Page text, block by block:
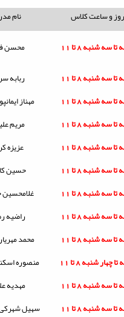
روز و ساعت کلاس نام
تاسه شنبه8 تا 11 محسن
تاسه شنبه8 تا 11 ربابه
تاسه شنبه8 تا 11 مهناز
تاسه شنبه8 تا 11 مریم
تاسه شنبه8 تا 11 عزیزه
تاسه شنبه8 تا 11 حسین
تاسه شنبه8 تا 11
تاسه شنبه8 تا 11 راضیه
تاسه شنبه8 تا 11 محمد
تاچهار شنبه8 تا 11 منصوره
تاسه شنبه8 تا 11 مهدیه
تاسه شنبه8 تا 11 سهیل شهرکی